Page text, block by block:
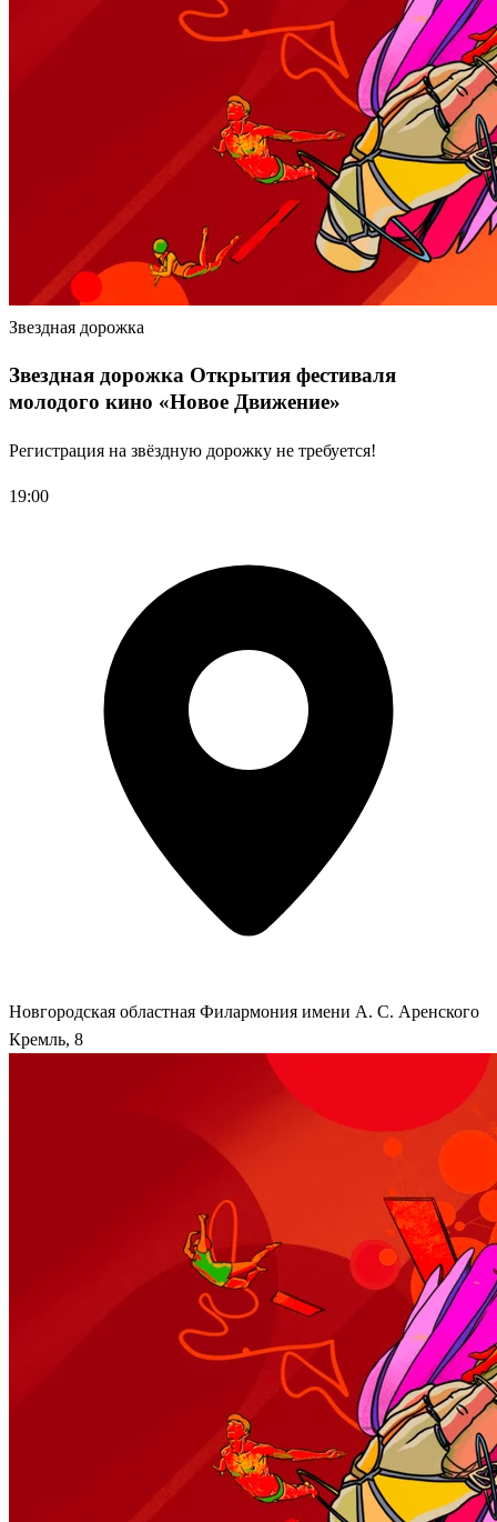
Звездная дорожка
Звездная дорожка Открытия фестиваля
молодого кино «Новое Движение»
Регистрация на звёздную дорожку не требуется!
19:00
Новгородская областная Филармония имени А. С. Аренского
Кремль, 8